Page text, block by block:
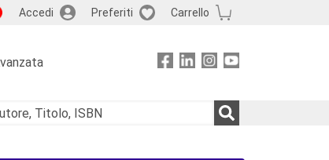
Accedi Preferiti Carrello